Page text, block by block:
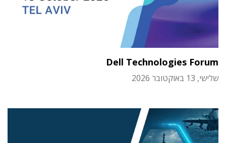
Dell Technologies Forum
שלישי, 13 באוקטובר 2026